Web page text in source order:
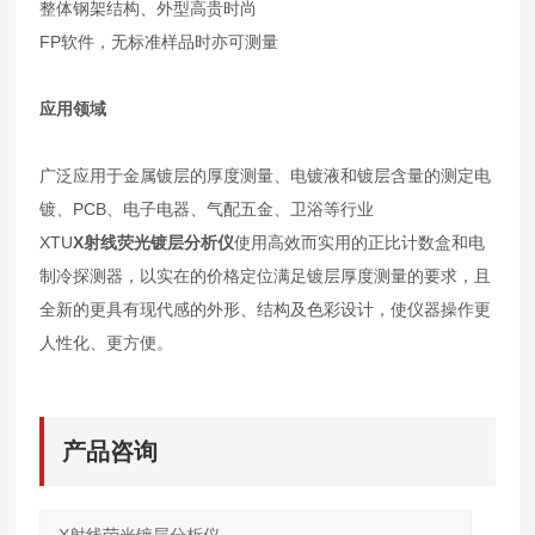
整体钢架结构、外型高贵时尚
FP软件，无标准样品时亦可测量
应用领域
广泛应用于金属镀层的厚度测量、电镀液和镀层含量的测定电
镀、PCB、电子电器、气配五金、卫浴等行业
XTUX射线荧光镀层分析仪使用高效而实用的正比计数盒和电
制冷探测器，以实在的价格定位满足镀层厚度测量的要求，且
全新的更具有现代感的外形、结构及色彩设计，使仪器操作更
人性化、更方便。
产品咨询